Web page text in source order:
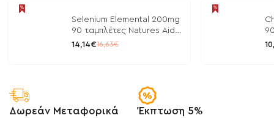
Selenium Elemental 200mg
90 ταμπλέτες Natures Aid
/ Μέταλλα
14,14€16,63€
/
Δωρεάν Μεταφορικά Έκπτωση 5%